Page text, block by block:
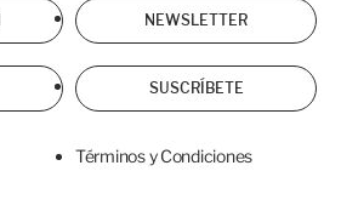
NEWSLETTER
SUSCRÍBETE
Términos y Condiciones